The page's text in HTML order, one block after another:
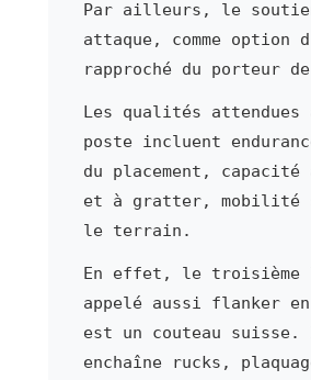
Par ailleurs, le
attaque, comme option
rapproché du porteur
Les qualités attendues
poste incluent
du placement, capacité
et à gratter, mobilité
le terrain.
En effet, le troisième
appelé aussi flanker
est un couteau
enchaîne rucks,